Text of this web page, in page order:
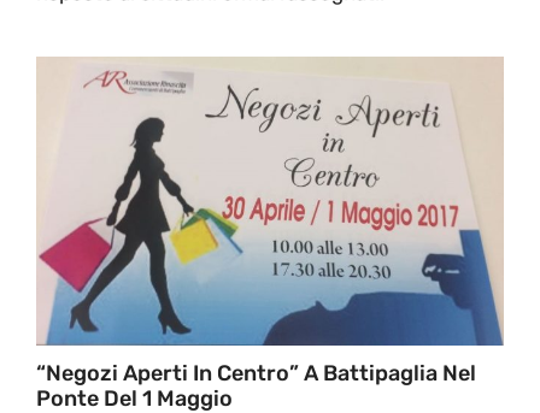
“Negozi Aperti In Centro” A Battipaglia Nel
Ponte Del 1 Maggio